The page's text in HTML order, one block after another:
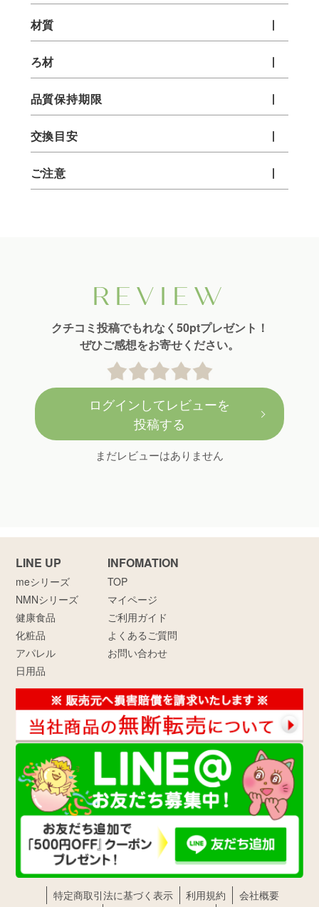
材質
ろ材
品質保持期限
交換目安
ご注意
REVIEW
クチコミ投稿でもれなく50ptプレゼント！
ぜひご感想をお寄せください。
ログインしてレビューを
投稿する
まだレビューはありません
LINE UP
meシリーズ
NMNシリーズ
健康食品
化粧品
アパレル
日用品
INFOMATION
TOP
マイページ
ご利用ガイド
よくあるご質問
お問い合わせ
特定商取引法に基づく表示 利用規約
会社概要